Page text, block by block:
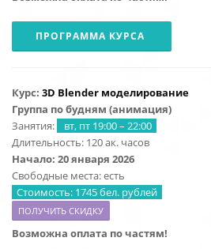
ПРОГРАММА КУРСА
Курс: 3D Blender моделирование
Группа по будням (анимация)
Занятия:
вт, пт 19:00 – 22:00
Длительность: 120 ак. часов
Начало: 20января 2026
Свободные места: есть
Стоимость: 1745 бел. рублей
ПОЛУЧИТЬ СКИДКУ
Возможна оплата по частям!